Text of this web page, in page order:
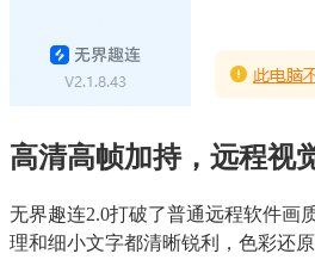
高清高帧加持，远程视
无界趣连2.0打破了普通远程软件画
理和细小文字都清晰锐利，色彩还